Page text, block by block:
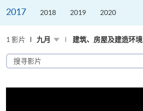
2017 2018 2019 2020
1 影片 九月 建筑、房屋及建造环境
搜
寻
片